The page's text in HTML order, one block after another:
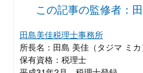
この記事の監修者：
田島美佳税理士事務所
所長名：田島 美佳（タジマ ミカ
保有資格：税理士